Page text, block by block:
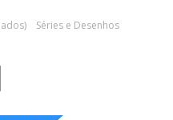
Séries e Desenhos